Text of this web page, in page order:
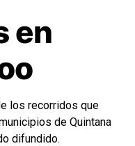
en
los recorridos que
de Quintana
difundido.